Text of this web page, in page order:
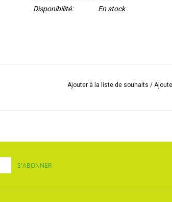
Disponibilité:
En stock
Ajouter à la liste de souhaits/
S'ABONNER